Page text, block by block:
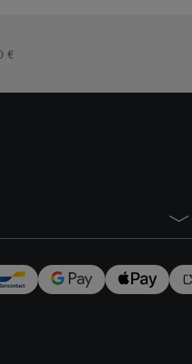
les différents arguments de
€
informations sur la